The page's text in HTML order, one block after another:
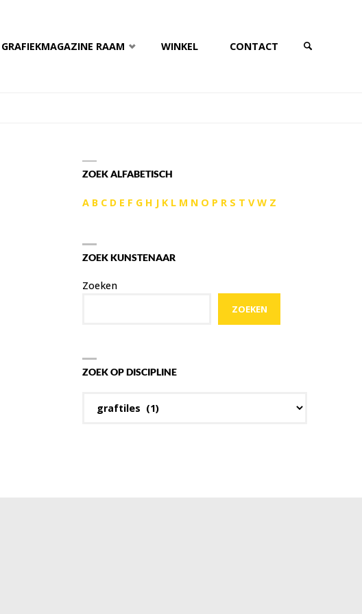
GRAFIEKMAGAZINE RAAM WINKEL CONTACT
ZOEK ALFABETISCH
A B C D E F G H J K L M N O P R S T V W Z
ZOEK KUNSTENAAR
Zoeken
ZOEKEN
ZOEK OP DISCIPLINE